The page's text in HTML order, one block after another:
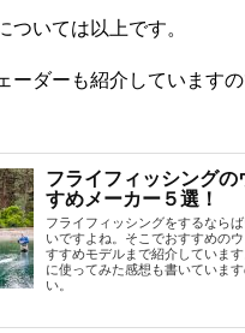
ついては以上です。
ーダーも紹介しています
フライフィッシング
すめメーカー５選！
フライフィッシングをするなら
いですよね。そこでおすすめの
すすめモデルまで紹介していま
に使ってみた感想も書いていま
い。